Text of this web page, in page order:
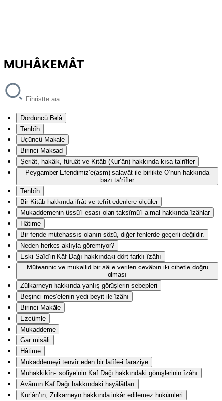
MUHÂKEMÂT
Dördüncü Belâ
Tenbîh
Üçüncü Makale
Birinci Maksad
Şeriât, hakâik, füruât ve Kitâb (Kur’ân) hakkında kısa ta‘rîfler
Peygamber Efendimiz’e(asm) salavât ile birlikte O’nun hakkında
bazı ta‘rîfler
Tenbîh
Bir Kitâb hakkında ifrât ve tefrît edenlere ölçüler
Mukaddemenin üssü’l-esası olan taksîmü’l-a’mal hakkında îzâhlar
Hâtime
Bir fende mütehassıs olanın sözü, diğer fenlerde geçerli değildir.
Neden herkes aklıyla göremiyor?
Eski Saîd’in Kāf Dağı hakkındaki dört farklı îzâhı
Müteannid ve mukallid bir sâile verilen cevâbın iki cihetle doğru
olması
Zülkarneyn hakkında yanlış görüşlerin sebepleri
Beşinci mes’elenin yedi beyit ile îzâhı
Birinci Makāle
Ezcümle
Mukaddeme
Gār misâli
Hâtime
Mukaddemeyi tenvîr eden bir latîfe-i faraziye
Muhakkikîn-i sofiye’nin Kāf Dağı hakkındaki görüşlerinin îzâhı
Avâmın Kāf Dağı hakkındaki hayâlâtları
Kur’ân’ın, Zülkarneyn hakkında inkâr edilemez hükümleri